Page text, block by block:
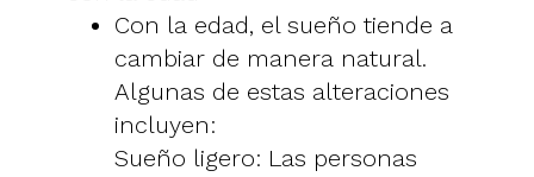
Con la edad, el sueño tiende a
cambiar de manera natural.
Algunas de estas alteraciones
incluyen:
Sueño ligero: Las personas